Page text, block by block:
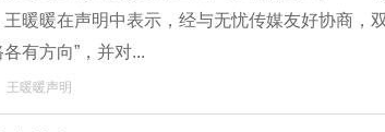
暖暖在声明中表示，经与无忧传媒友好协商，
有方向”，并对...
王暖暖声明